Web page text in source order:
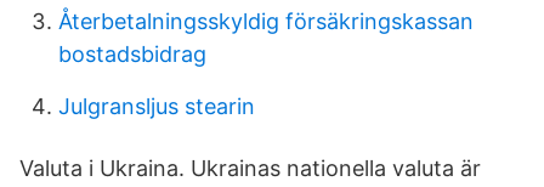
Återbetalningsskyldig försäkringskassan
bostadsbidrag
Julgransljus stearin
Valuta i Ukraina. Ukrainas nationella valuta är